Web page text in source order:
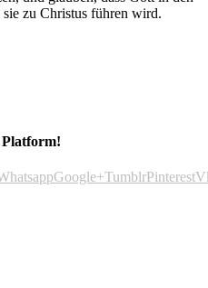
zu Christus führen wird.
Platform!
Google+TumblrPinterest